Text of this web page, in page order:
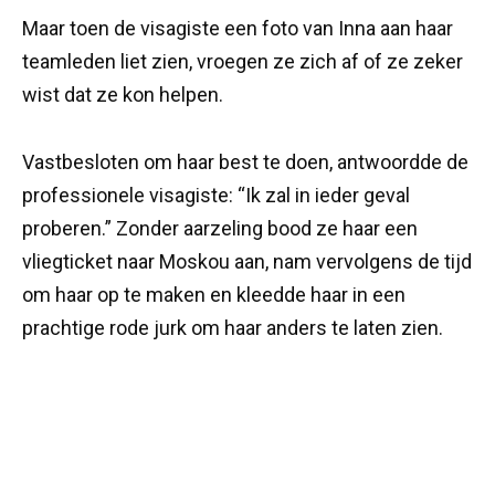
Maar toen de visagiste een foto van Inna aan haar
teamleden liet zien, vroegen ze zich af of ze zeker
wist dat ze kon helpen.
Vastbesloten om haar best te doen, antwoordde de
professionele visagiste: “Ik zal in ieder geval
proberen.” Zonder aarzeling bood ze haar een
vliegticket naar Moskou aan, nam vervolgens de tijd
om haar op te maken en kleedde haar in een
prachtige rode jurk om haar anders te laten zien.